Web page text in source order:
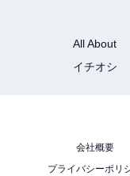
All About
イチオシ
会社概要
プライバシーポリ